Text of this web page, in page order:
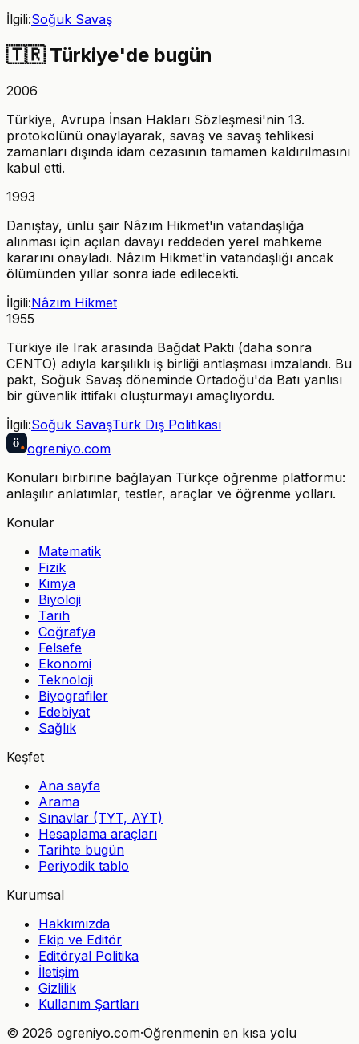
İlgili:Soğuk Savaş
🇹🇷 Türkiye'de bugün
2006
Türkiye, Avrupa İnsan Hakları Sözleşmesi'nin 13.
protokolünü onaylayarak, savaş ve savaş tehlikesi
zamanları dışında idam cezasının tamamen kaldırılmasını
kabul etti.
1993
Danıştay, ünlü şair Nâzım Hikmet'in vatandaşlığa
alınması için açılan davayı reddeden yerel mahkeme
kararını onayladı. Nâzım Hikmet'in vatandaşlığı ancak
ölümünden yıllar sonra iade edilecekti.
İlgili:Nâzım Hikmet
1955
Türkiye ile Irak arasında Bağdat Paktı (daha sonra
CENTO) adıyla karşılıklı iş birliği antlaşması imzalandı. Bu
pakt, Soğuk Savaş döneminde Ortadoğu'da Batı yanlısı
bir güvenlik ittifakı oluşturmayı amaçlıyordu.
İlgili:Soğuk SavaşTürk Dış Politikası
ö ogreniyo.com
Konuları birbirine bağlayan Türkçe öğrenme platformu:
anlaşılır anlatımlar, testler, araçlar ve öğrenme yolları.
Konular
Matematik
Fizik
Kimya
Biyoloji
Tarih
Coğrafya
Felsefe
Ekonomi
Teknoloji
Biyografiler
Edebiyat
Sağlık
Keşfet
Ana sayfa
Arama
Sınavlar (TYT, AYT)
Hesaplama araçları
Tarihte bugün
Periyodik tablo
Kurumsal
Hakkımızda
Ekip ve Editör
Editöryal Politika
İletişim
Gizlilik
Kullanım Şartları
© 2026 ogreniyo.com·Öğrenmenin en kısa yolu